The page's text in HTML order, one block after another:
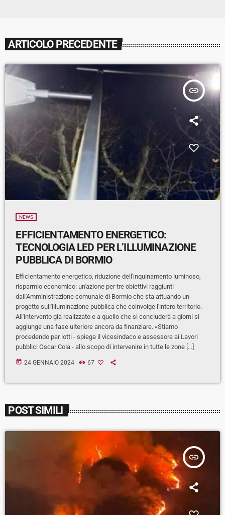
ARTICOLO PRECEDENTE
insert_link
NEWS
EFFICIENTAMENTO ENERGETICO:
TECNOLOGIA LED PER L’ILLUMINAZIONE
PUBBLICA DI BORMIO
Efficientamento energetico, riduzione dell'inquinamento luminoso,
risparmio economico: un'azione per tre obiettivi raggiunti
dall'Amministrazione comunale di Bormio che sta attuando un
progetto sull'illuminazione pubblica che coinvolge l'intero territorio.
All'intervento già realizzato e a quello che si concluderà a giorni si
aggiunge una fase ulteriore ancora da finanziare. «Stiamo
procedendo per lotti - spiega il vicesindaco e assessore ai Lavori
pubblici Oscar Cola - allo scopo di intervenire in tutte le zone […]
today 24 GENNAIO 2024 67
POST SIMILI
insert_link